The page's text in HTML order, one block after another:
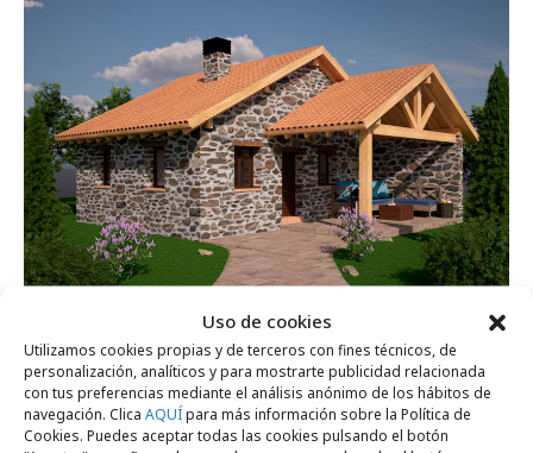
Uso de cookies
Utilizamos cookies propias y de terceros con fines técnicos, de
personalización, analíticos y para mostrarte publicidad relacionada
con tus preferencias mediante el análisis anónimo de los hábitos de
navegación. Clica AQUÍpara más información sobre la Política de
Cookies. Puedes aceptar todas las cookies pulsando el botón
martes, 25 de marzo 2025
Central Lechera Asturiana sortea una casa
en Asturias